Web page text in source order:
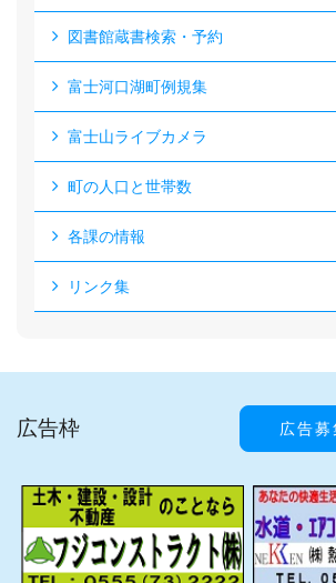
図書館蔵書検索・予約
富士河口湖町例規集
富士山ライブカメラ
町の人口と世帯数
各課の情報
リンク集
広告枠 広告募